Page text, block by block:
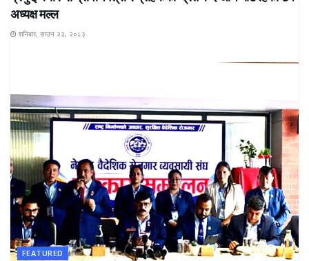
अध्यक्ष मल्ल
शनिबार, साउन २३, २०८३
FEATURED